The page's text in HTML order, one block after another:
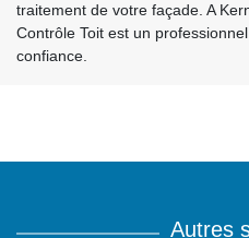
traitement de votre façade. A
Contrôle Toit est un
confiance.
Autres